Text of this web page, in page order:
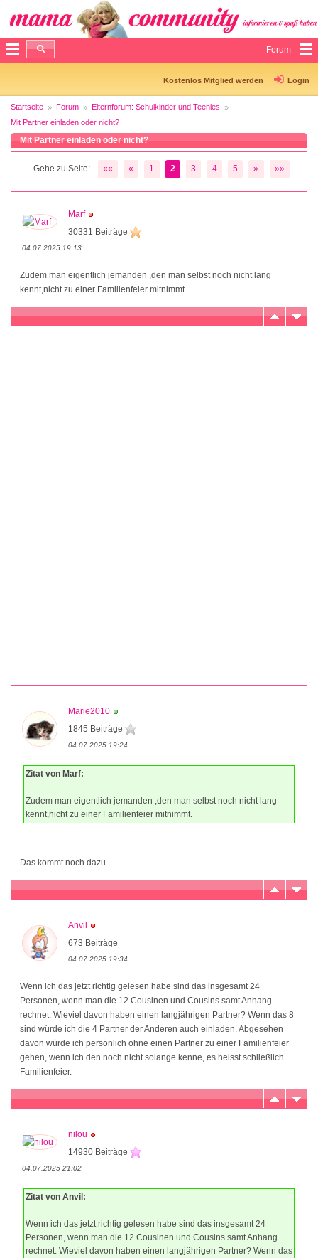
Forum
Kostenlos Mitglied werden Login
Startseite Forum
Elternforum: Schulkinder und Teenies
Mit Partner einladen oder nicht?
Mit Partner einladen oder nicht?
Gehe zu Seite: «« « 1 2 3 4 5 » »»
Marf
30331 Beiträge
04.07.2025 19:13
Zudem man eigentlich jemanden ,den man selbst noch nicht lang
kennt,nicht zu einer Familienfeier mitnimmt.
Marie2010
1845 Beiträge
04.07.2025 19:24
Zitat von Marf:
Zudem man eigentlich jemanden ,den man selbst noch nicht lang
kennt,nicht zu einer Familienfeier mitnimmt.
Das kommt noch dazu.
Anvil
673 Beiträge
04.07.2025 19:34
Wenn ich das jetzt richtig gelesen habe sind das insgesamt 24
Personen, wenn man die 12 Cousinen und Cousins samt Anhang
rechnet. Wieviel davon haben einen langjährigen Partner? Wenn das 8
sind würde ich die 4 Partner der Anderen auch einladen. Abgesehen
davon würde ich persönlich ohne einen Partner zu einer Familienfeier
gehen, wenn ich den noch nicht solange kenne, es heisst schließlich
Familienfeier.
nilou
14930 Beiträge
04.07.2025 21:02
Zitat von Anvil:
Wenn ich das jetzt richtig gelesen habe sind das insgesamt 24
Personen, wenn man die 12 Cousinen und Cousins samt Anhang
rechnet. Wieviel davon haben einen langjährigen Partner? Wenn das